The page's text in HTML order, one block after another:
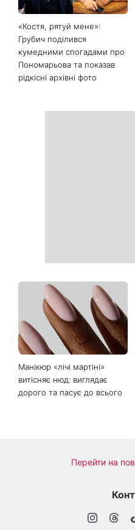
«Костя, рятуй мене»:
Грубич поділився
кумедними спогадами про
Пономарьова та показав
рідкісні архівні фото
Манікюр «лічі мартіні»
витісняє нюд: виглядає
дорого та пасує до всього
Перейти на